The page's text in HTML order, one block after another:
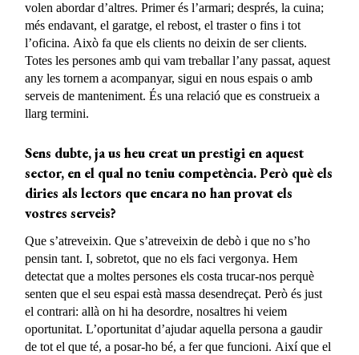
volen abordar d’altres. Primer és l’armari; després, la cuina;
més endavant, el garatge, el rebost, el traster o fins i tot
l’oficina. Això fa que els clients no deixin de ser clients.
Totes les persones amb qui vam treballar l’any passat, aquest
any les tornem a acompanyar, sigui en nous espais o amb
serveis de manteniment. És una relació que es construeix a
llarg termini.
Sens dubte, ja us heu creat un prestigi en aquest
sector, en el qual no teniu competència. Però què els
diries als lectors que encara no han provat els
vostres serveis?
Que s’atreveixin. Que s’atreveixin de debò i que no s’ho
pensin tant. I, sobretot, que no els faci vergonya. Hem
detectat que a moltes persones els costa trucar-nos perquè
senten que el seu espai està massa desendreçat. Però és just
el contrari: allà on hi ha desordre, nosaltres hi veiem
oportunitat. L’oportunitat d’ajudar aquella persona a gaudir
de tot el que té, a posar-ho bé, a fer que funcioni. Així que el